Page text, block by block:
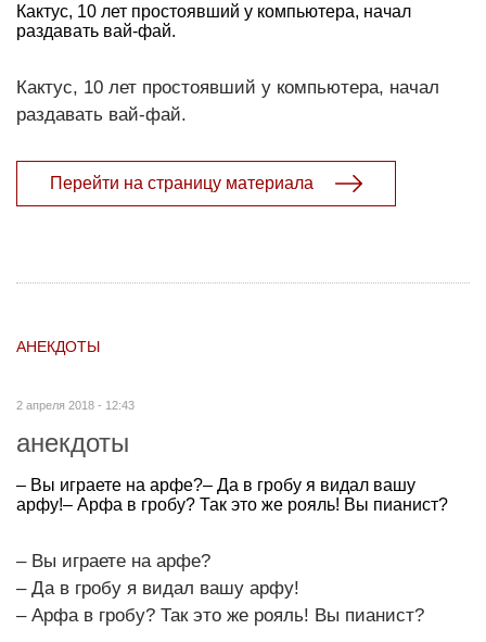
Кактус, 10 лет простоявший у компьютера, начал
раздавать вай-фай.
Кактус, 10 лет простоявший у компьютера, начал
раздавать вай-фай.
Перейти на страницу материала
АНЕКДОТЫ
2 апреля 2018 - 12:43
анекдоты
– Вы играете на арфе?– Да в гробу я видал вашу
арфу!– Арфа в гробу? Так это же рояль! Вы пианист?
– Вы играете на арфе?
– Да в гробу я видал вашу арфу!
– Арфа в гробу? Так это же рояль! Вы пианист?